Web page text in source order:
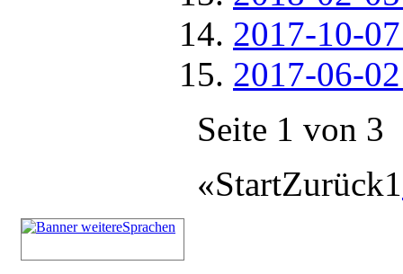
2017-10-
2017-06-
Seite 1 von 3
«StartZurück1